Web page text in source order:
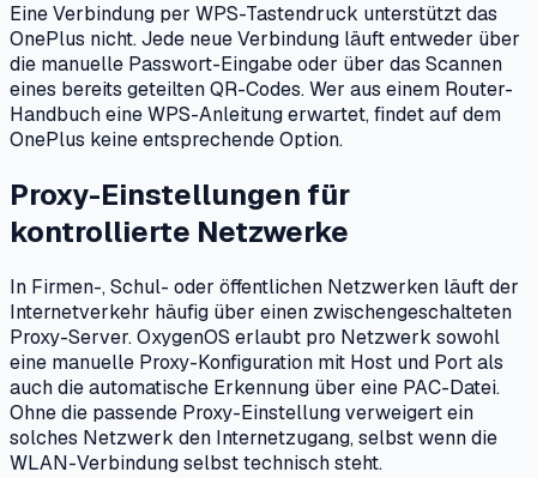
Eine Verbindung per WPS-Tastendruck unterstützt das
OnePlus nicht. Jede neue Verbindung läuft entweder über
die manuelle Passwort-Eingabe oder über das Scannen
eines bereits geteilten QR-Codes. Wer aus einem Router-
Handbuch eine WPS-Anleitung erwartet, findet auf dem
OnePlus keine entsprechende Option.
Proxy-Einstellungen für
kontrollierte Netzwerke
In Firmen-, Schul- oder öffentlichen Netzwerken läuft der
Internetverkehr häufig über einen zwischengeschalteten
Proxy-Server. OxygenOS erlaubt pro Netzwerk sowohl
eine manuelle Proxy-Konfiguration mit Host und Port als
auch die automatische Erkennung über eine PAC-Datei.
Ohne die passende Proxy-Einstellung verweigert ein
solches Netzwerk den Internetzugang, selbst wenn die
WLAN-Verbindung selbst technisch steht.